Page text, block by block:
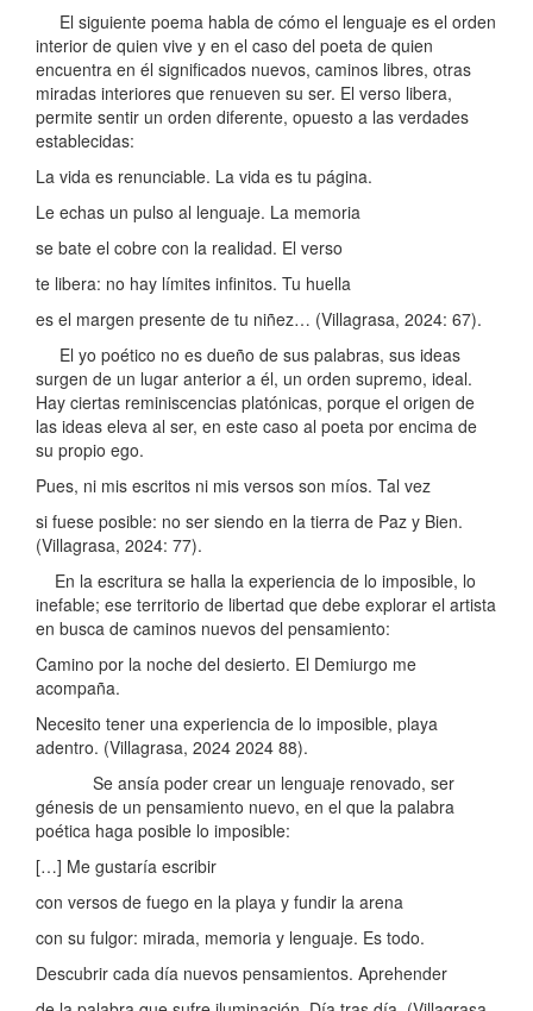
El siguiente poema habla de cómo el lenguaje es el orden
interior de quien vive y en el caso del poeta de quien
encuentra en él significados nuevos, caminos libres, otras
miradas interiores que renueven su ser. El verso libera,
permite sentir un orden diferente, opuesto a las verdades
establecidas:
La vida es renunciable. La vida es tu página.
Le echas un pulso al lenguaje. La memoria
se bate el cobre con la realidad. El verso
te libera: no hay límites infinitos. Tu huella
es el margen presente de tu niñez… (Villagrasa, 2024: 67).
El yo poético no es dueño de sus palabras, sus ideas
surgen de un lugar anterior a él, un orden supremo, ideal.
Hay ciertas reminiscencias platónicas, porque el origen de
las ideas eleva al ser, en este caso al poeta por encima de
su propio ego.
Pues, ni mis escritos ni mis versos son míos. Tal vez
si fuese posible: no ser siendo en la tierra de Paz y Bien.
(Villagrasa, 2024: 77).
En la escritura se halla la experiencia de lo imposible, lo
inefable; ese territorio de libertad que debe explorar el artista
en busca de caminos nuevos del pensamiento:
Camino por la noche del desierto. El Demiurgo me
acompaña.
Necesito tener una experiencia de lo imposible, playa
adentro. (Villagrasa, 2024 2024 88).
Se ansía poder crear un lenguaje renovado, ser
génesis de un pensamiento nuevo, en el que la palabra
poética haga posible lo imposible:
[…] Me gustaría escribir
con versos de fuego en la playa y fundir la arena
con su fulgor: mirada, memoria y lenguaje. Es todo.
Descubrir cada día nuevos pensamientos. Aprehender